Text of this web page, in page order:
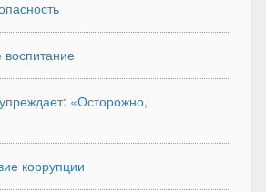
воспитание
«Осторожно,
коррупции